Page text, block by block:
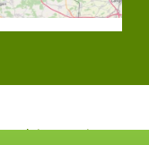
interessieren